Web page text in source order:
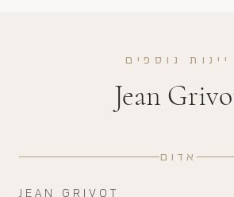
יינות נוספים
Jean
אדום
JEAN GRIVOT